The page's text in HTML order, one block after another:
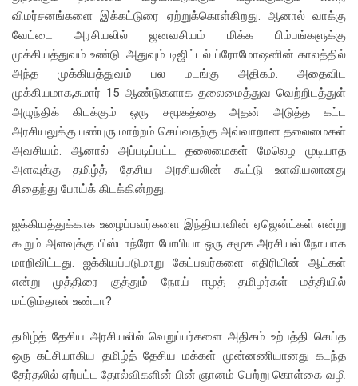
விமர்சனங்களை இக்கட்டுரை ஏற்றுக்கொள்கிறது. ஆனால் வாக்கு
வேட்டை அரசியலில் ஜனவசியம் மிக்க பிம்பங்களுக்கு
முக்கியத்துவம் உண்டு. அதுவும் டிஜிட்டல் ப்ரோமோஷனின் காலத்தில்
அந்த முக்கியத்துவம் பல மடங்கு அதிகம். அதைவிட
முக்கியமாக,சுமார் 15 ஆண்டுகளாக தலைமைத்துவ வெற்றிடத்துள்
அழுந்திக் கிடக்கும் ஒரு சமூகத்தை அதன் அடுத்த கட்ட
அரசியலுக்கு பண்புரு மாற்றம் செய்வதற்கு அவ்வாறான தலைமைகள்
அவசியம். ஆனால் அப்படிப்பட்ட தலைமைகள் மேலெழ முடியாத
அளவுக்கு தமிழ்த் தேசிய அரசியலின் கூட்டு உளவியலானது
சிதைந்து போய்க் கிடக்கின்றது.
ஐக்கியத்துக்காக உழைப்பவர்களை இந்தியாவின் ஏஜென்ட்கள் என்று
கூறும் அளவுக்கு பிஸ்டாந்ரோ போபியா ஒரு சமூக அரசியல் நோயாக
மாறிவிட்டது. ஐக்கியப்படுமாறு கேட்பவர்களை எதிரியின் ஆட்கள்
என்று முத்திரை குத்தும் நோய் ஈழத் தமிழர்கள் மத்தியில்
மட்டும்தான் உண்டா?
தமிழ்த் தேசிய அரசியலில் வெறுப்பர்களை அதிகம் உற்பத்தி செய்த
ஒரு கட்சியாகிய தமிழ்த் தேசிய மக்கள் முன்னணியானது கடந்த
தேர்தலில் ஏற்பட்ட தோல்விகளின் பின் ஞானம் பெற்று கொள்கை வழி